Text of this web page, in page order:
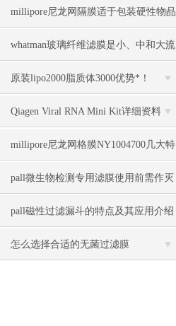
利器
millipore尼龙网隔膜适于包装硬性物品
whatman玻璃纤维滤膜是小、中和大流
量手工法采样的理想滤膜
原装lipo2000脂质体3000优势*！
Qiagen Viral RNA Mini Kit详细资料
millipore尼龙网格膜NY1004700几大特
点
pall微生物检测专用滤膜使用前需作灭
菌处理
pall磁性过滤漏斗的特点及其应用介绍
怎么选择合适的无菌过滤膜